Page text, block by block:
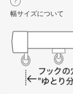
幅サイズについて